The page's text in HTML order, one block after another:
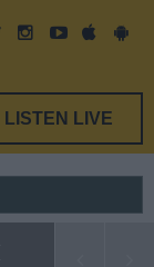
LISTEN LIVE